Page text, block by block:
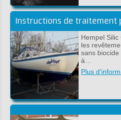
Instructions de traitement
Hempel
les
sans
à…
Plus